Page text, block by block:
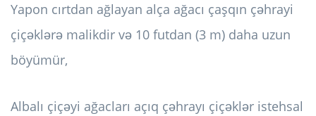
Yapon cırtdan ağlayan alça ağacı çaşqın çəhrayi
çiçəklərə malikdir və 10 futdan (3 m) daha uzun
böyümür,
Albalı çiçəyi ağacları açıq çəhrayı çiçəklər istehsal